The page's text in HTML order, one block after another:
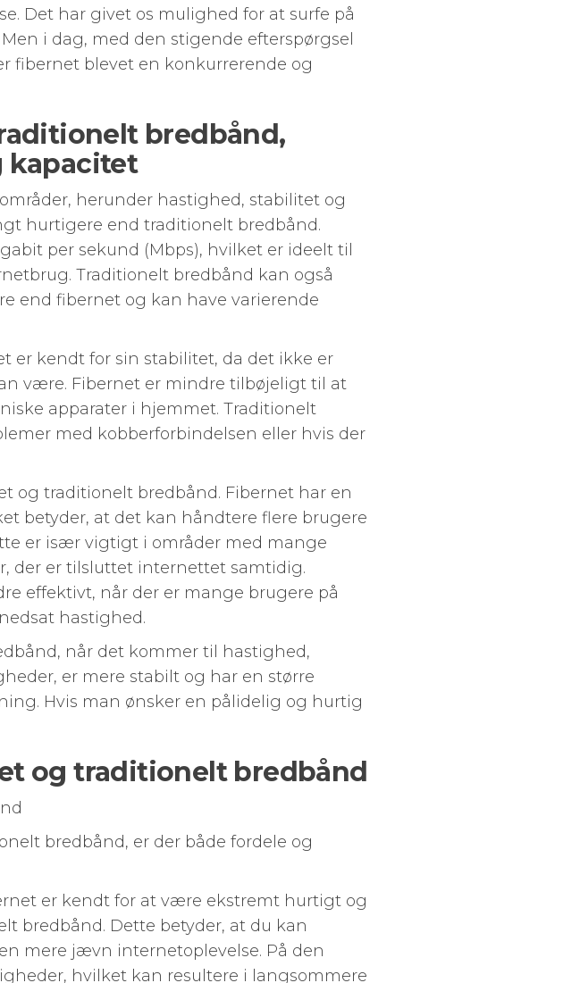
Det har givet os mulighed for at surfe på
i dag, med den stigende efterspørgsel
fibernet blevet en konkurrerende og
bredbånd,
kapacitet
herunder hastighed, stabilitet og
hurtigere end traditionelt bredbånd.
per sekund (Mbps), hvilket er ideelt til
Traditionelt bredbånd kan også
end fibernet og kan have varierende
er kendt for sin stabilitet, da det ikke er
være. Fibernet er mindre tilbøjeligt til at
apparater i hjemmet. Traditionelt
med kobberforbindelsen eller hvis der
og traditionelt bredbånd. Fibernet har en
betyder, at det kan håndtere flere brugere
er især vigtigt i områder med mange
der er tilsluttet internettet samtidig.
effektivt, når der er mange brugere på
hastighed.
når det kommer til hastighed,
er mere stabilt og har en større
Hvis man ønsker en pålidelig og hurtig
og traditionelt bredbånd
bredbånd, er der både fordele og
er kendt for at være ekstremt hurtigt og
bredbånd. Dette betyder, at du kan
mere jævn internetoplevelse. På den
hvilket kan resultere i langsommere